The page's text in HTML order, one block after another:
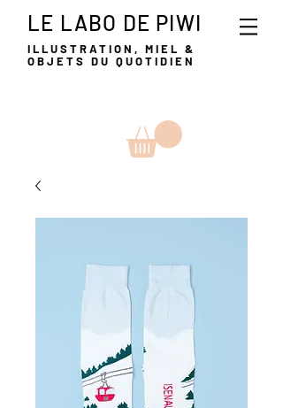
LE LABO DE PIWI
ILLUSTRATION, MIEL &
OBJETS DU QUOTIDIEN